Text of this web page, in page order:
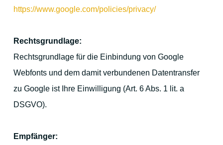
https://www.google.com/policies/privacy/
Rechtsgrundlage:
Rechtsgrundlage für die Einbindung von Google
Webfonts und dem damit verbundenen Datentransfer
zu Google ist Ihre Einwilligung (Art. 6 Abs. 1 lit. a
DSGVO).
Empfänger: